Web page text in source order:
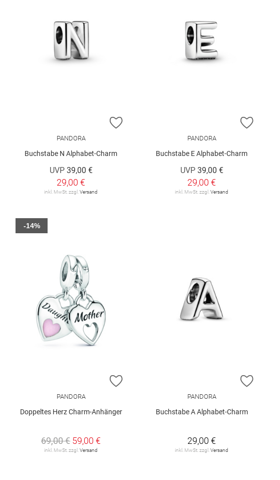
WUNSCHLISTE HINZUFÜGEN
PANDORA
Buchstabe N Alphabet-Charm
UVP 39,00 €
29,00 €
inkl. MwSt. zzgl.Versand
ZUR
PANDORA
Buchstabe E Alphabet-Charm
UVP 39,00 €
29,00 €
inkl. MwSt. zzgl.Versand
WUNSCHLISTE HINZUFÜGEN
PANDORA
Doppeltes Herz Charm-Anhänger
69,00 € 59,00 €
inkl. MwSt. zzgl.Versand
-14%
ZUR
PANDORA
Buchstabe A Alphabet-Charm
29,00 €
inkl. MwSt. zzgl.Versand